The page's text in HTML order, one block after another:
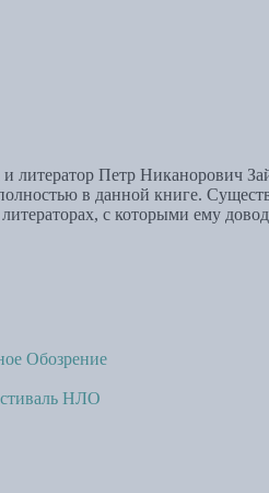
и литератор Петр Никанорович
в данной книге.
с которыми ему
Обозрение
НЛО